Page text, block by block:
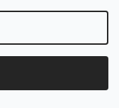
képes...